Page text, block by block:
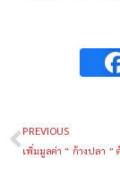
PREVIOUS